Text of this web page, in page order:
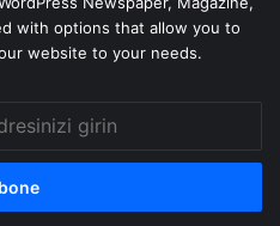
with options that allow you to
website to your needs.